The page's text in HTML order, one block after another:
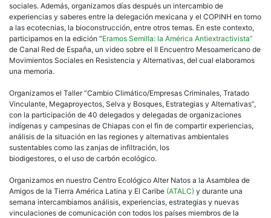
sociales. Además, organizamos días después un intercambio de
experiencias y saberes entre la delegación mexicana y el COPINH en torno
a las ecotecnias, la bioconstrucción, entre otros temas. En este contexto,
participamos en la edición “Eramos Semilla: la América Antiextractivista”
de Canal Red de España, un video sobre el II Encuentro Mesoamericano de
Movimientos Sociales en Resistencia y Alternativas, del cual elaboramos
una memoria.
Organizamos el Taller “Cambio Climático/Empresas Criminales, Tratado
Vinculante, Megaproyectos, Selva y Bosques, Estrategias y Alternativas”,
con la participación de 40 delegados y delegadas de organizaciones
indígenas y campesinas de Chiapas con el fin de compartir experiencias,
análisis de la situación en las regiones y alternativas ambientales
sustentables como las zanjas de infiltración, los
biodigestores, o el uso de carbón ecológico.
Organizamos en nuestro Centro Ecológico Alter Natos a la Asamblea de
Amigos de la Tierra América Latina y El Caribe (ATALC) y durante una
semana intercambiamos análisis, experiencias, estrategias y nuevas
vinculaciones de comunicación con todos los países miembros de la